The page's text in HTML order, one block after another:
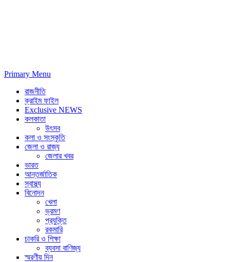
Primary Menu
রাজনীতি
ক্রাইম ফাইল
Exclusive NEWS
কলকাতা
উৎসব
কলা ও সংস্কৃতি
জেলা ও রাজ্য
জেলার খবর
ভারত
আন্তর্জাতিক
স্বাস্থ্য
বিনোদন
খেলা
ভ্রমণ
প্রযুক্তি
রকমারি
চাকরি ও শিক্ষা
ব্যবসা বাণিজ্য
স্মরণীয় দিন